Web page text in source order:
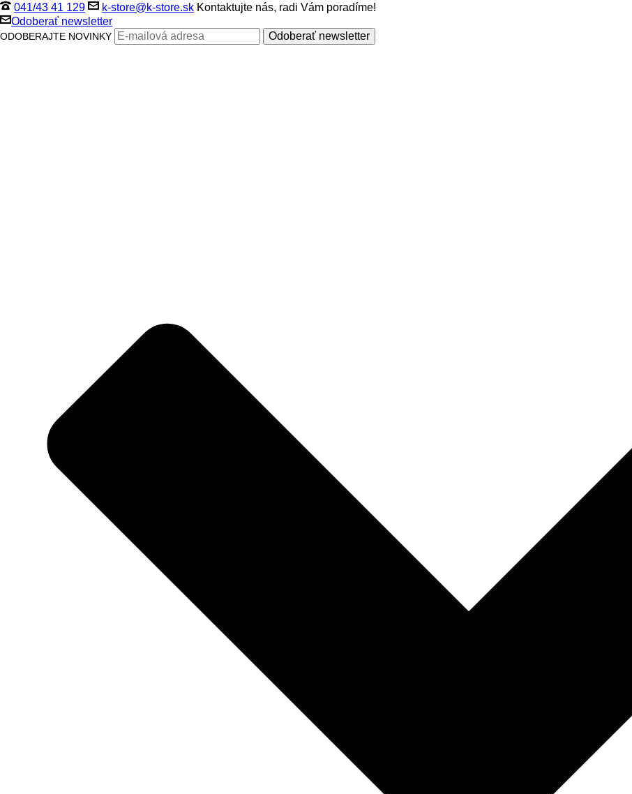
041/43 41 129 k-store@k-store.sk Kontaktujte nás, radi Vám poradíme!
Odoberať newsletter
ODOBERAJTE NOVINKY